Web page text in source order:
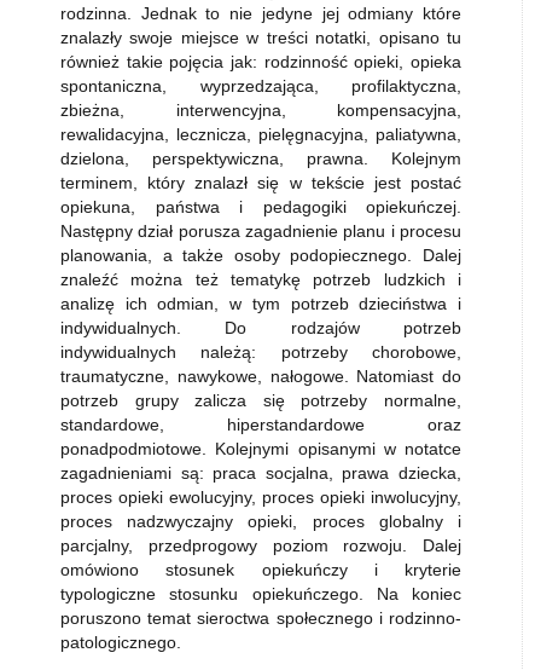
rodzinna. Jednak to nie jedyne jej odmiany które
znalazły swoje miejsce w treści notatki, opisano tu
również takie pojęcia jak: rodzinność opieki, opieka
spontaniczna, wyprzedzająca, profilaktyczna,
zbieżna, interwencyjna, kompensacyjna,
rewalidacyjna, lecznicza, pielęgnacyjna, paliatywna,
dzielona, perspektywiczna, prawna. Kolejnym
terminem, który znalazł się w tekście jest postać
opiekuna, państwa i pedagogiki opiekuńczej.
Następny dział porusza zagadnienie planu i procesu
planowania, a także osoby podopiecznego. Dalej
znaleźć można też tematykę potrzeb ludzkich i
analizę ich odmian, w tym potrzeb dzieciństwa i
indywidualnych. Do rodzajów potrzeb
indywidualnych należą: potrzeby chorobowe,
traumatyczne, nawykowe, nałogowe. Natomiast do
potrzeb grupy zalicza się potrzeby normalne,
standardowe, hiperstandardowe oraz
ponadpodmiotowe. Kolejnymi opisanymi w notatce
zagadnieniami są: praca socjalna, prawa dziecka,
proces opieki ewolucyjny, proces opieki inwolucyjny,
proces nadzwyczajny opieki, proces globalny i
parcjalny, przedprogowy poziom rozwoju. Dalej
omówiono stosunek opiekuńczy i kryterie
typologiczne stosunku opiekuńczego. Na koniec
poruszono temat sieroctwa społecznego i rodzinno-
patologicznego.